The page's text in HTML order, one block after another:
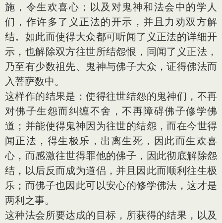
施，令生欢喜心；以及对鬼神和法会中的学人
们，作许多了义正法的开示，并且力劝双方解
结。如此而使得大众都可听闻了义正法的详细开
示，也解除双方往世所结怨恨，同闻了义正法，
乃至有少数祖先、鬼神与佛子大众，证得佛法而
入菩萨数中。
这样作的结果是：使得往世结怨的鬼神们，不再
对佛子生怨而纠缠不舍，不再障碍佛子修学佛
道；并能使得鬼神因为往世的结怨，而在今世得
闻正法，得生极乐，出离生死，因此而生欢喜
心，而感激往世得罪他的佛子，因此彻底解除怨
结，以后反而成为道侣，并且因此而顺利往生极
乐；而佛子也因此可以安心的修学佛法，这才是
两利之事。
这种法会所要达成的目标，所获得的结果，以及